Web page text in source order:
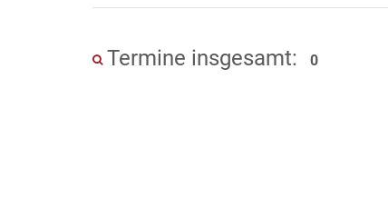
Termine insgesamt: 0